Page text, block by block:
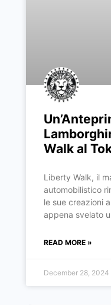
Walk al
Liberty Walk, il
automobilistico
le sue creazioni
appena svelato
READ MORE »
December 28, 2024